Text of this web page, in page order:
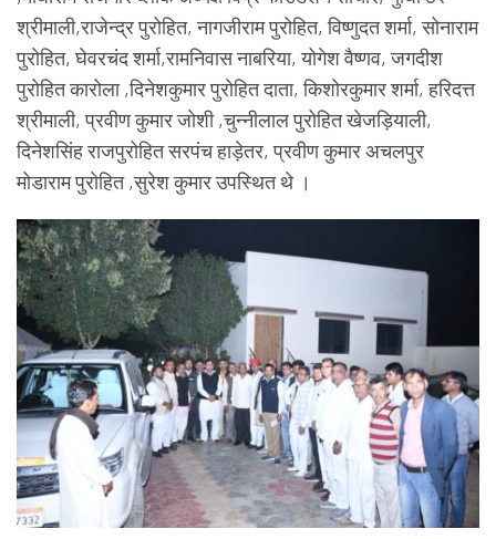
श्रीमाली,राजेन्द्र पुरोहित, नागजीराम पुरोहित, विष्णुदत शर्मा, सोनाराम
पुरोहित, घेवरचंद शर्मा,रामनिवास नाबरिया, योगेश वैष्णव, जगदीश
पुरोहित कारोला ,दिनेशकुमार पुरोहित दाता, किशोरकुमार शर्मा, हरिदत्त
श्रीमाली, प्रवीण कुमार जोशी ,चुन्नीलाल पुरोहित खेजड़ियाली,
दिनेशसिंह राजपुरोहित सरपंच हाड़ेतर, प्रवीण कुमार अचलपुर
मोडाराम पुरोहित ,सुरेश कुमार उपस्थित थे ।